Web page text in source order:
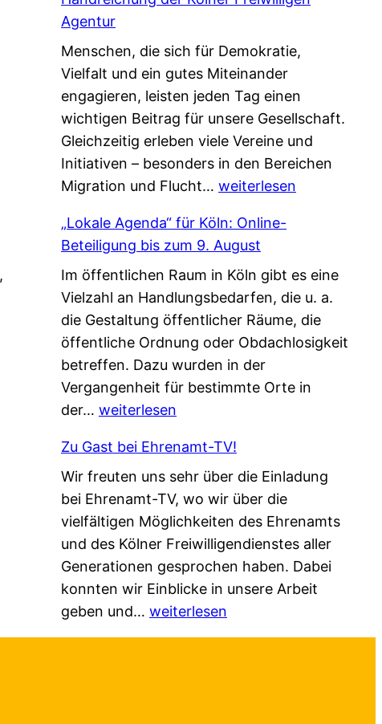
,
a
f
t
,
d
i
e
d
a
L
e
b
e
n
v
e
r
ä
d
e
r
t
–
a
u
f
b
s
c
h
e
n
V
e
r
t
ä
r
k
u
n
g
!
Agentur
Menschen, die sich für Demokratie,
Vielfalt und ein gutes Miteinander
engagieren, leisten jeden Tag einen
wichtigen Beitrag für unsere Gesellschaft.
Gleichzeitig erleben viele Vereine und
Initiativen – besonders in den Bereichen
Migration und Flucht… G
m
e
i
n
s
a
m
.
s
c
h
ü
t
z
t
–
n
weiterlesen
„Lokale Agenda“ für Köln: Online-
Beteiligung bis zum 9. August
Im öffentlichen Raum in Köln gibt es eine
Vielzahl an Handlungsbedarfen, die u. a.
die Gestaltung öffentlicher Räume, die
öffentliche Ordnung oder Obdachlosigkeit
betreffen. Dazu wurden in der
Vergangenheit für bestimmte Orte in
der… „
o
k
a
l
e
A
g
e
n
weiterlesen
Zu Gast bei Ehrenamt-TV!
Wir freuten uns sehr über die Einladung
bei Ehrenamt-TV, wo wir über die
vielfältigen Möglichkeiten des Ehrenamts
und des Kölner Freiwilligendienstes aller
Generationen gesprochen haben. Dabei
konnten wir Einblicke in unsere Arbeit
geben und… Z
weiterlesen